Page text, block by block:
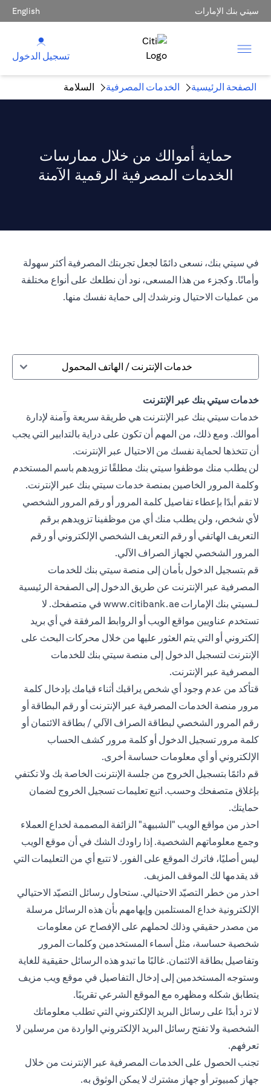
سيتي بنك الإمارات English
تسجيل الدخول
الصفحة الرئيسية الخدمات المصرفية السلامة
حماية أموالك من خلال ممارسات
الخدمات المصرفية الرقمية الآمنة
في سيتي بنك، نسعى دائمًا لجعل تجربتك المصرفية أكثر سهولة
وأمانًا. وكجزء من هذا المسعى، نود أن نطلعك على أنواع مختلفة
من عمليات الاحتيال ونرشدك إلى حماية نفسك منها.
خدمات الإنترنت / الهاتف المحمول
خدمات سيتي بنك عبر الإنترنت
خدمات سيتي بنك عبر الإنترنت هي طريقة سريعة وآمنة لإدارة
أموالك. ومع ذلك، من المهم أن تكون على دراية بالتدابير التي يجب
أن تتخذها لحماية نفسك من الاحتيال عبر الإنترنت.
لن يطلب منك موظفوا سيتي بنك مطلقًا تزويدهم باسم المستخدم
وكلمة المرور الخاصين بمنصة خدمات سيتي بنك عبر الإنترنت.
لا تقم أبدًا بإعطاء تفاصيل كلمة المرور أو رقم المرور الشخصي
لأي شخص، ولن يطلب منك أي من موظفينا تزويدهم برقم
التعريف الهاتفي أو رقم التعريف الشخصي الإلكتروني أو رقم
المرور الشخصي لجهاز الصراف الآلي.
قم بتسجيل الدخول بأمان إلى منصة سيتي بنك للخدمات
المصرفية عبر الإنترنت عن طريق الدخول إلى الصفحة الرئيسية
لـسيتي بنك الإمارات www.citibank.ae في متصفحك. لا
تستخدم عناويين مواقع الويب أو الروابط المرفقة في أي بريد
إلكتروني أو التي يتم العثور عليها من خلال محركات البحث على
الإنترنت لتسجيل الدخول إلى منصة سيتي بنك للخدمات
المصرفية عبر الإنترنت.
قتأكد من عدم وجود أي شخص يراقبك أثناء قيامك بإدخال كلمة
مرور منصة الخدمات المصرفية عبر الإنترنت أو رقم البطاقة أو
رقم المرور الشخصي لبطاقة الصراف الآلي / بطاقة الائتمان أو
كلمة مرور تسجيل الدخول أو كلمة مرور كشف الحساب
الإلكتروني أو أي معلومات حساسة أخرى.
قم دائمًا بتسجيل الخروج من جلسة الإنترنت الخاصة بك ولا تكتفي
بإغلاق متصفحك وحسب. اتبع تعليمات تسجيل الخروج لضمان
حمايتك.
احذر من مواقع الويب "الشبيهة" الزائفة المصممة لخداع العملاء
وجمع معلوماتهم الشخصية. إذا راودك الشك في أن موقع الويب
ليس أصليًا، فاترك الموقع على الفور. لا تتبع أي من التعليمات التي
قد يقدمها لك الموقف المزيف.
احذر من خطر التصيّد الاحتيالي. ستحاول رسائل التصيّد الاحتيالي
الإلكترونية خداع المستلمين وإيهامهم بأن هذه الرسائل مرسلة
من مصدر حقيقي وذلك لحملهم على الإفصاح عن معلومات
شخصية حساسة، مثل أسماء المستخدمين وكلمات المرور
وتفاصيل بطاقة الائتمان. غالبًا ما تبدو هذه الرسائل حقيقية للغاية
وستوجه المستخدمين إلى إدخال التفاصيل في موقع ويب مزيف
يتطابق شكله ومظهره مع الموقع الشرعي تقريبًا.
لا ترد أبدًا على رسائل البريد الإلكتروني التي تطلب معلوماتك
الشخصية ولا تفتح رسائل البريد الإلكتروني الواردة من مرسلين لا
تعرفهم.
تجنب الحصول على الخدمات المصرفية عبر الإنترنت من خلال
جهاز كمبيوتر أو جهاز مشترك لا يمكن الوثوق به.